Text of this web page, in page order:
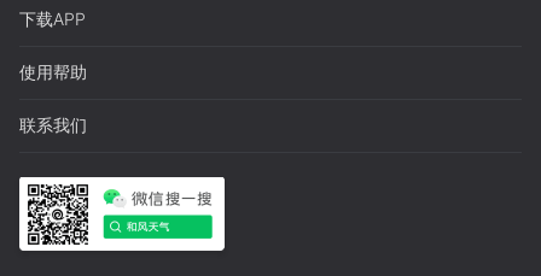
下载APP
使用帮助
联系我们